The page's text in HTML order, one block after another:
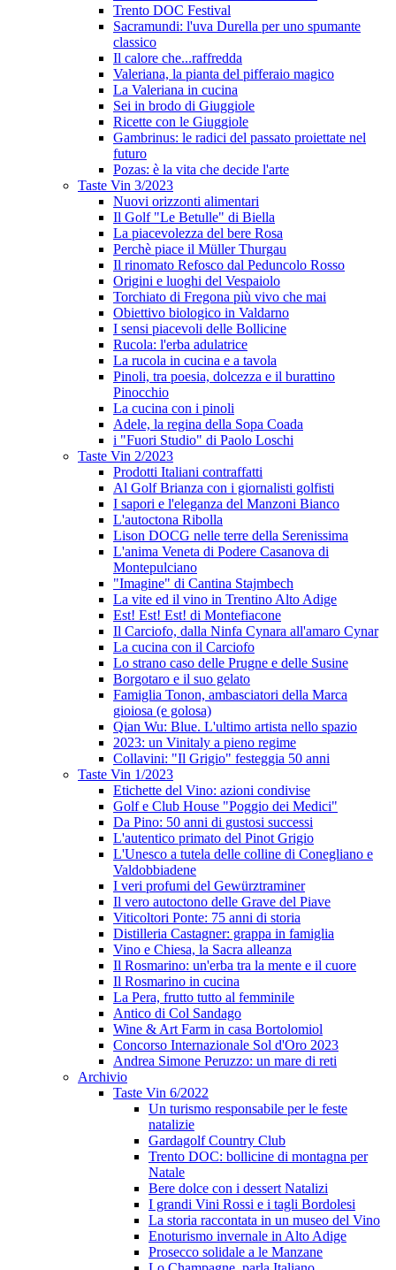
Trento DOC Festival
Sacramundi: l'uva Durella per uno spumante
classico
Il calore che...raffredda
Valeriana, la pianta del pifferaio magico
La Valeriana in cucina
Sei in brodo di Giuggiole
Ricette con le Giuggiole
Gambrinus: le radici del passato proiettate nel
futuro
Pozas: è la vita che decide l'arte
Taste Vin 3/2023
Nuovi orizzonti alimentari
Il Golf "Le Betulle" di Biella
La piacevolezza del bere Rosa
Perchè piace il Müller Thurgau
Il rinomato Refosco dal Peduncolo Rosso
Origini e luoghi del Vespaiolo
Torchiato di Fregona più vivo che mai
Obiettivo biologico in Valdarno
I sensi piacevoli delle Bollicine
Rucola: l'erba adulatrice
La rucola in cucina e a tavola
Pinoli, tra poesia, dolcezza e il burattino
Pinocchio
La cucina con i pinoli
Adele, la regina della Sopa Coada
i "Fuori Studio" di Paolo Loschi
Taste Vin 2/2023
Prodotti Italiani contraffatti
Al Golf Brianza con i giornalisti golfisti
I sapori e l'eleganza del Manzoni Bianco
L'autoctona Ribolla
Lison DOCG nelle terre della Serenissima
L'anima Veneta di Podere Casanova di
Montepulciano
"Imagine" di Cantina Stajmbech
La vite ed il vino in Trentino Alto Adige
Est! Est! Est! di Montefiacone
Il Carciofo, dalla Ninfa Cynara all'amaro Cynar
La cucina con il Carciofo
Lo strano caso delle Prugne e delle Susine
Borgotaro e il suo gelato
Famiglia Tonon, ambasciatori della Marca
gioiosa (e golosa)
Qian Wu: Blue. L'ultimo artista nello spazio
2023: un Vinitaly a pieno regime
Collavini: "Il Grigio" festeggia 50 anni
Taste Vin 1/2023
Etichette del Vino: azioni condivise
Golf e Club House "Poggio dei Medici"
Da Pino: 50 anni di gustosi successi
L'autentico primato del Pinot Grigio
L'Unesco a tutela delle colline di Conegliano e
Valdobbiadene
I veri profumi del Gewürztraminer
Il vero autoctono delle Grave del Piave
Viticoltori Ponte: 75 anni di storia
Distilleria Castagner: grappa in famiglia
Vino e Chiesa, la Sacra alleanza
Il Rosmarino: un'erba tra la mente e il cuore
Il Rosmarino in cucina
La Pera, frutto tutto al femminile
Antico di Col Sandago
Wine & Art Farm in casa Bortolomiol
Concorso Internazionale Sol d'Oro 2023
Andrea Simone Peruzzo: un mare di reti
Archivio
Taste Vin 6/2022
Un turismo responsabile per le feste
natalizie
Gardagolf Country Club
Trento DOC: bollicine di montagna per
Natale
Bere dolce con i dessert Natalizi
I grandi Vini Rossi e i tagli Bordolesi
La storia raccontata in un museo del Vino
Enoturismo invernale in Alto Adige
Prosecco solidale a le Manzane